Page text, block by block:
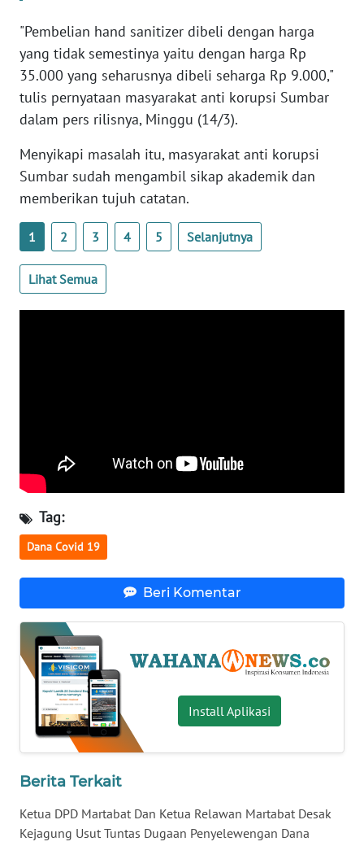
"Pembelian hand sanitizer dibeli dengan harga
yang tidak semestinya yaitu dengan harga Rp
35.000 yang seharusnya dibeli seharga Rp 9.000,"
tulis pernyataan masyarakat anti korupsi Sumbar
dalam pers rilisnya, Minggu (14/3).
Menyikapi masalah itu, masyarakat anti korupsi
Sumbar sudah mengambil sikap akademik dan
memberikan tujuh catatan.
1 2 3 4 5 Selanjutnya
Lihat Semua
Tag:
Dana Covid 19
Beri Komentar
Install Aplikasi
Berita Terkait
Ketua DPD Martabat Dan Ketua Relawan Martabat Desak
Kejagung Usut Tuntas Dugaan Penyelewengan Dana
JAKARTA
WN
BANTEN
NTT
WN
KEPRI
WN
WN
SERAMBI
SULTRA
WN
NTB
WN
WN
SULBAR